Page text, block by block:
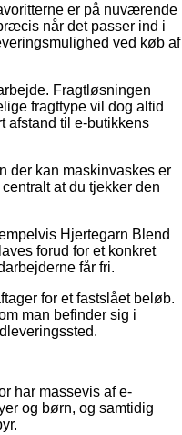
er på nuværende
når det passer ind i
ved køb af
Fragtløsningen
fragttype vil dog altid
afstand til e-butikkens
der kan maskinvaskes er
at du tjekker den
Hjertegarn Blend
forud for et konkret
får fri.
for et fastslået beløb.
man befinder sig i
har massevis af e-
og børn, og samtidig